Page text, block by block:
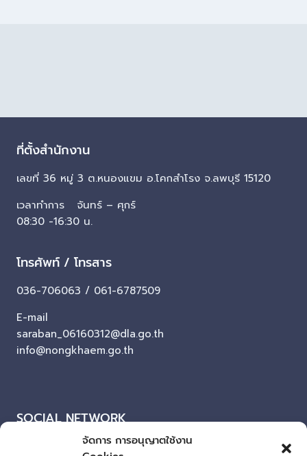
จัดการ การอนุญาตใช้งาน
ที่ตั้งสำนักงาน
เลขที่ 36 หมู่ 3 ต.หนองแขม อ.โคกสำโรง จ.ลพบุรี 15120
เวลาทำการ จันทร์ – ศุกร์
08:30 -16:30 น.
โทรศัพท์ / โทรสาร
036-706063 / 061-6787509
E-mail
saraban_06160312@dla.go.th
info@nongkhaem.go.th
SOCIAL NETWORK
Facebook